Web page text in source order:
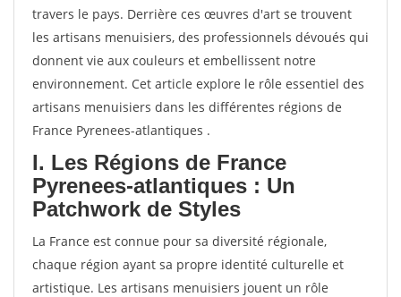
travers le pays. Derrière ces œuvres d'art se trouvent
les artisans menuisiers, des professionnels dévoués qui
donnent vie aux couleurs et embellissent notre
environnement. Cet article explore le rôle essentiel des
artisans menuisiers dans les différentes régions de
France Pyrenees-atlantiques .
I. Les Régions de France
Pyrenees-atlantiques : Un
Patchwork de Styles
La France est connue pour sa diversité régionale,
chaque région ayant sa propre identité culturelle et
artistique. Les artisans menuisiers jouent un rôle